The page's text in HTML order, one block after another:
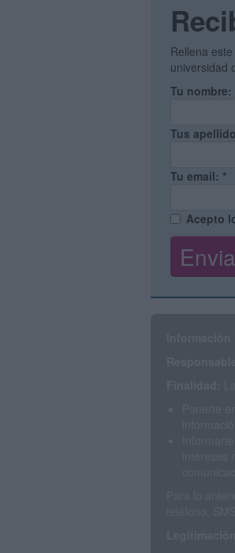
Rellena
universidad
Tu nombre:
Tus
Tu email: *
Acepto